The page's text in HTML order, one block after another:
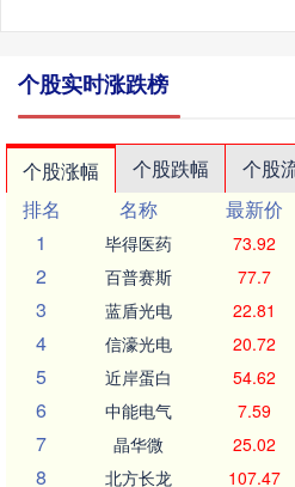
个股实时涨跌榜
个股涨幅 个股跌幅 个股
排名
名称 最新价
1
毕得医药 73.92
2 百普赛斯 77.7
3 蓝盾光电 22.81
4 信濠光电 20.72
5 近岸蛋白 54.62
6 中能电气 7.59
7 晶华微 25.02
8 北方长龙 107.47